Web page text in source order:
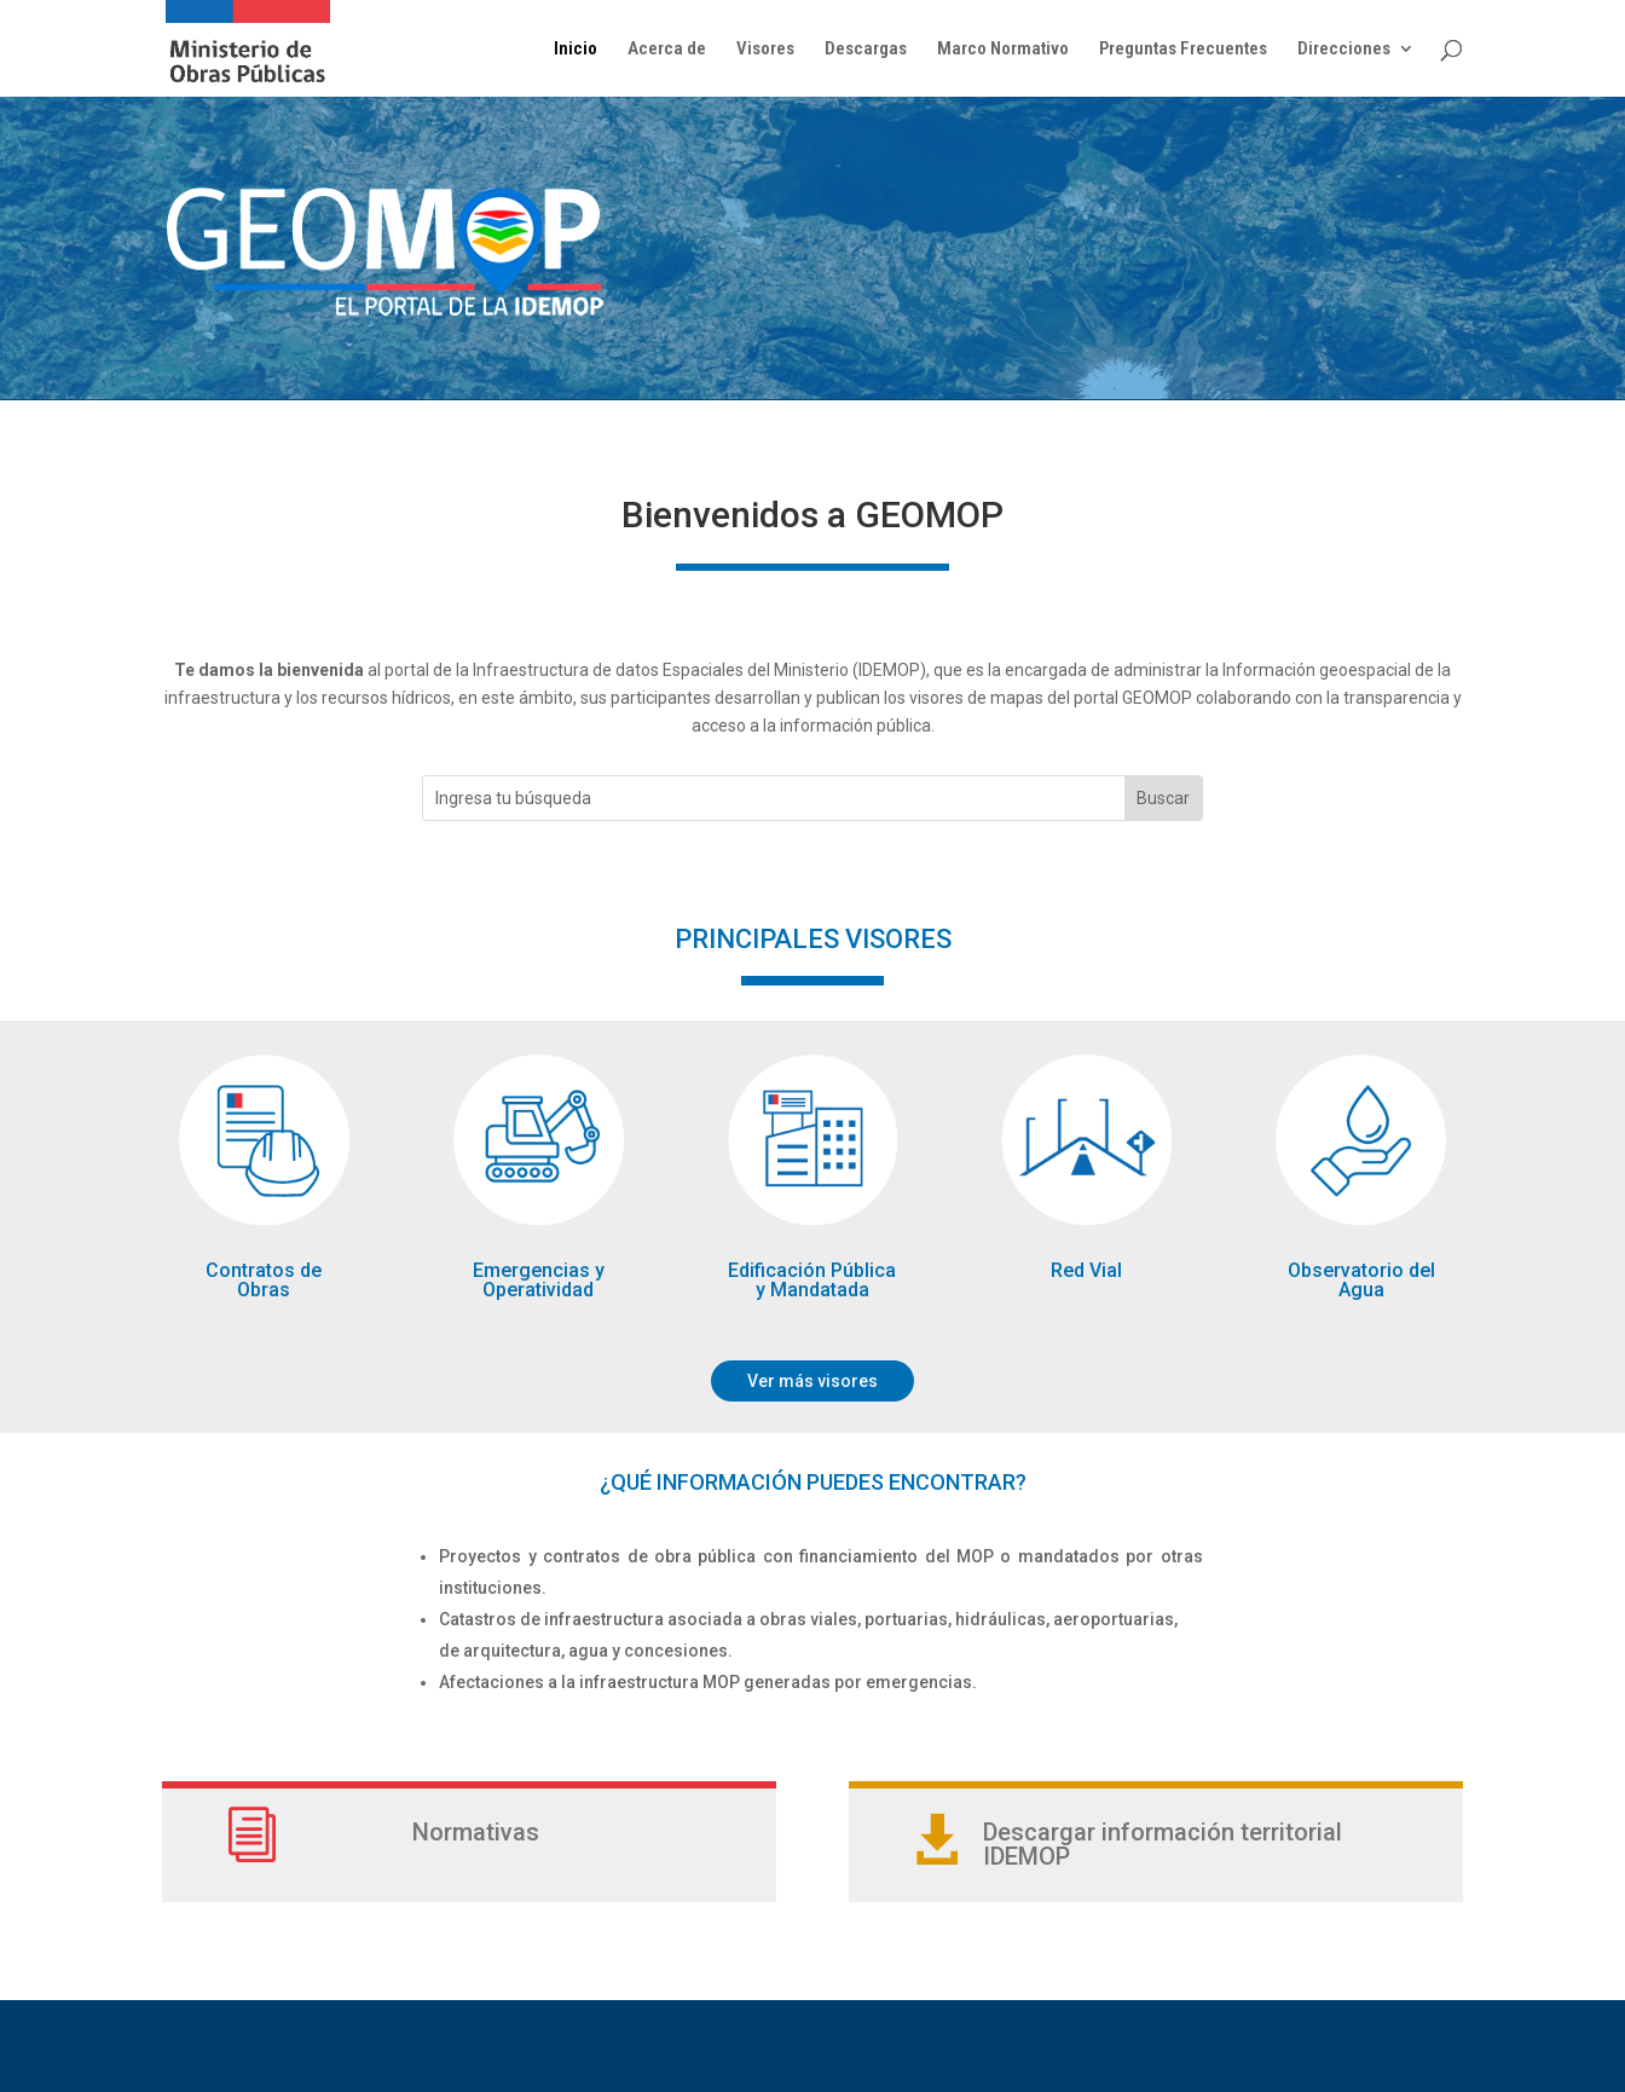
Inicio Acerca de Visores Descargas Marco Normativo Preguntas Frecuentes Direcciones
Bienvenidos a GEOMOP
Te damos la bienvenida al portal de la Infraestructura de datos Espaciales del Ministerio (IDEMOP), que es la encargada de administrar la Información geoespacial de la
infraestructura y los recursos hídricos, en este ámbito, sus participantes desarrollan y publican los visores de mapas del portal GEOMOP colaborando con la transparencia y
acceso a la información pública.
PRINCIPALES VISORES
Contratos de
Obras
Emergencias y
Operatividad
Edificación Pública
y Mandatada
Red Vial
Observatorio del
Agua
Ver más visores
¿QUÉ INFORMACIÓN PUEDES ENCONTRAR?
Proyectos y contratos de obra pública con financiamiento del MOP o mandatados por otras
instituciones.
Catastros de infraestructura asociada a obras viales, portuarias, hidráulicas, aeroportuarias,
de arquitectura, agua y concesiones.
Afectaciones a la infraestructura MOP generadas por emergencias.
i Normativas 
Descargar información territorial
IDEMOP